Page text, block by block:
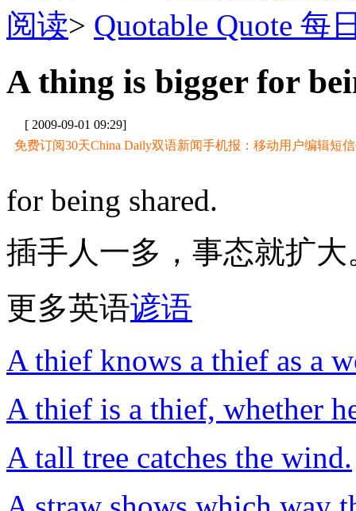
阅读> Quotable Quote 每
A thing is bigger for
[ 2009-09-01 09:29]
免费订阅30天China Daily双语新闻手机报：移动用户编辑短信
for being shared.
插手人一多，事态就扩大
更多英语谚语
A thief knows a thief as a
A thief is a thief, whether
A tall tree catches the wind.